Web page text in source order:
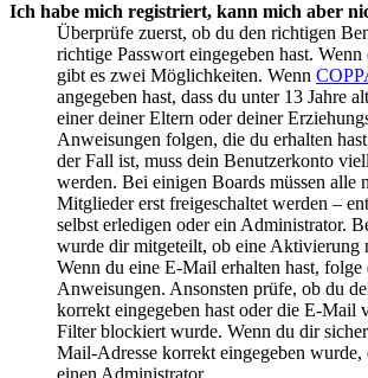
Ich habe mich registriert, kann mich aber
Überprüfe zuerst, ob du den richtigen
richtige Passwort eingegeben hast. Wenn
gibt es zwei Möglichkeiten. Wenn
angegeben hast, dass du unter 13 Jahre
einer deiner Eltern oder deiner
Anweisungen folgen, die du erhalten
der Fall ist, muss dein Benutzerkonto
werden. Bei einigen Boards müssen alle
Mitglieder erst freigeschaltet werden –
selbst erledigen oder ein Administrator.
wurde dir mitgeteilt, ob eine Aktivierung
Wenn du eine E-Mail erhalten hast, folge
Anweisungen. Ansonsten prüfe, ob du
korrekt eingegeben hast oder die E-Mail
Filter blockiert wurde. Wenn du dir
Mail-Adresse korrekt eingegeben wurde,
einen Administrator.